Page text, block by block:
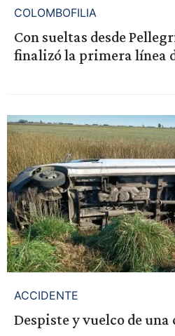
COLOMBOFILIA
Con sueltas desde
finalizó la primera línea
ACCIDENTE
Despiste y vuelco de una